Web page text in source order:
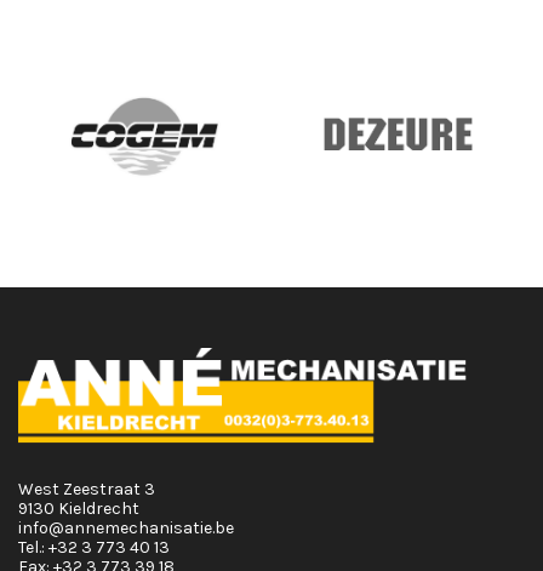
West Zeestraat 3
9130 Kieldrecht
info@annemechanisatie.be
Tel.: +32 3 773 40 13